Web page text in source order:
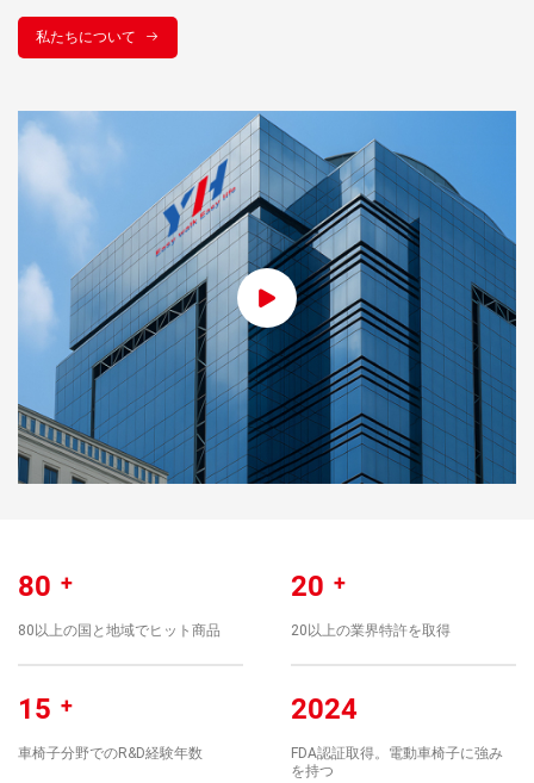
私たちについて
80 +
80以上の国と地域でヒット商品
20 +
20以上の業界特許を取得
15 +
車椅子分野でのR&D経験年数
2024
FDA認証取得。電動車椅子に強み
を持つ